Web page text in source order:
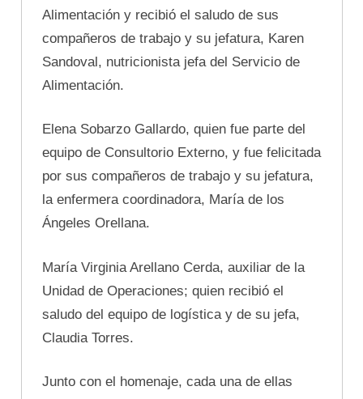
Alimentación y recibió el saludo de sus
compañeros de trabajo y su jefatura, Karen
Sandoval, nutricionista jefa del Servicio de
Alimentación.
Elena Sobarzo Gallardo, quien fue parte del
equipo de Consultorio Externo, y fue felicitada
por sus compañeros de trabajo y su jefatura,
la enfermera coordinadora, María de los
Ángeles Orellana.
María Virginia Arellano Cerda, auxiliar de la
Unidad de Operaciones; quien recibió el
saludo del equipo de logística y de su jefa,
Claudia Torres.
Junto con el homenaje, cada una de ellas